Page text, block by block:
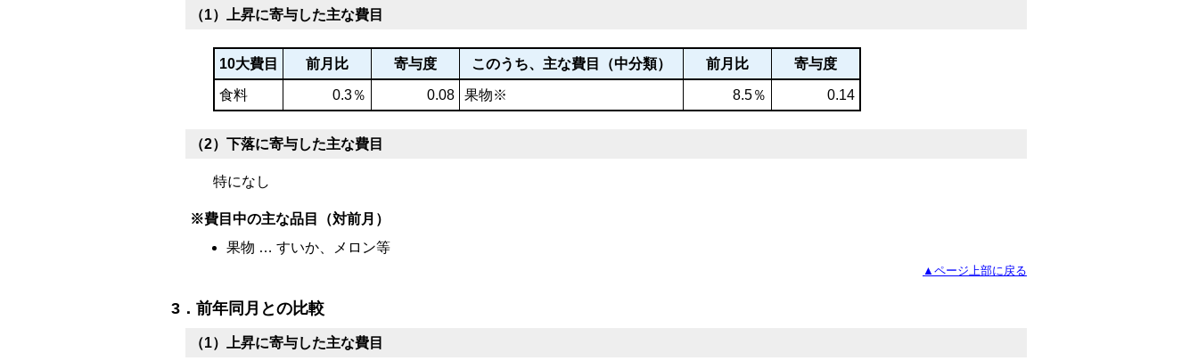
（1）上昇に寄与した主な費目
10大費目 前月比 寄与度 このうち、主な費目（中分類） 前月比 寄与度
食料 0.3％ 0.08 果物※ 8.5％ 0.14
（2）下落に寄与した主な費目
特になし
※費目中の主な品目（対前月）
果物 … すいか、メロン等
▲ページ上部に戻る
3．前年同月との比較
（1）上昇に寄与した主な費目